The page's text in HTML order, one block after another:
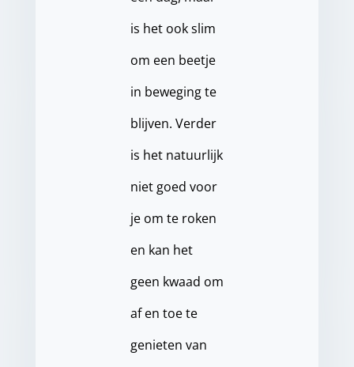
is het ook slim
om een beetje
in beweging te
blijven. Verder
is het natuurlijk
niet goed voor
je om te roken
en kan het
geen kwaad om
af en toe te
genieten van